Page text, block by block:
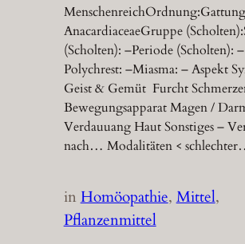
AnacardiaceaeGruppe
(Scholten): –Periode (Scholten): –
Polychrest: –Miasma: – Aspekt
Geist & Gemüt Furcht
Bewegungsapparat Magen /
Verdauuang Haut Sonstiges –
nach… Modalitäten <
inHomöopathie, Mittel
Pflanzenmittel